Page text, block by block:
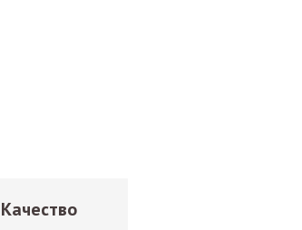
Качество